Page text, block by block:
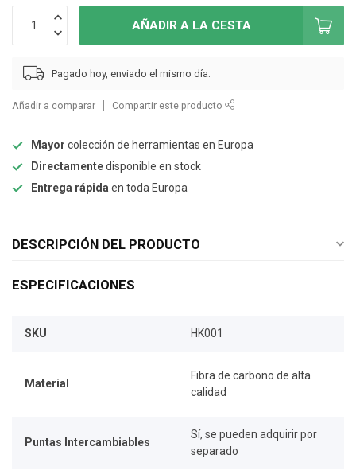
AÑADIR A LA CESTA
Pagado hoy, enviado el mismo día.
Añadir a comparar Compartir este producto
Mayor colección de herramientas en Europa
Directamentedisponible en stock
Entrega rápida en toda Europa
DESCRIPCIÓN DEL PRODUCTO
ESPECIFICACIONES
SKU HK001
Material
Fibra de carbono de alta
calidad
Puntas Intercambiables
Sí, se pueden adquirir por
separado